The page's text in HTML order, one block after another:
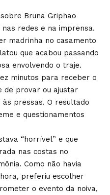
Bruna Griphao
redes e na imprensa.
madrinha no casamento
que acabou passando
envolvendo o traje.
minutos para receber o
de provar ou ajustar
pressas. O resultado
e questionamentos
“horrível” e que
nas costas no
Como não havia
preferiu escolher
o evento da noiva,